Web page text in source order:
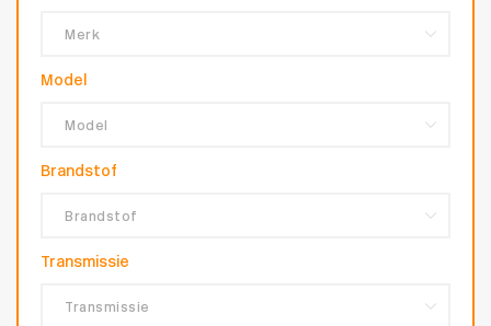
Model
Brandstof
Transmissie